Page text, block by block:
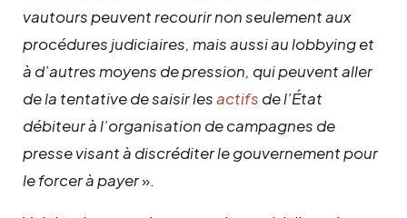
vautours peuvent recourir non seulement aux
procédures judiciaires, mais aussi au lobbying et
à d’autres moyens de pression, qui peuvent aller
de la tentative de saisir lesactifs de l’État
débiteur à l’organisation de campagnes de
presse visant à discréditer le gouvernement pour
le forcer à payer».